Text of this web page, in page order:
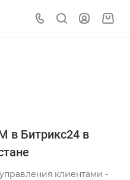
в Битрикс24 в
клиентами -